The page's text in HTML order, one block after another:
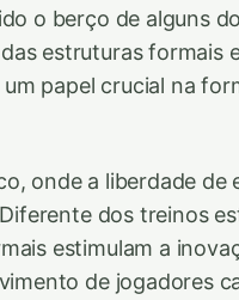
o berço de alguns
estruturas formais
papel crucial na
onde a liberdade de
dos treinos
estimulam a
de jogadores